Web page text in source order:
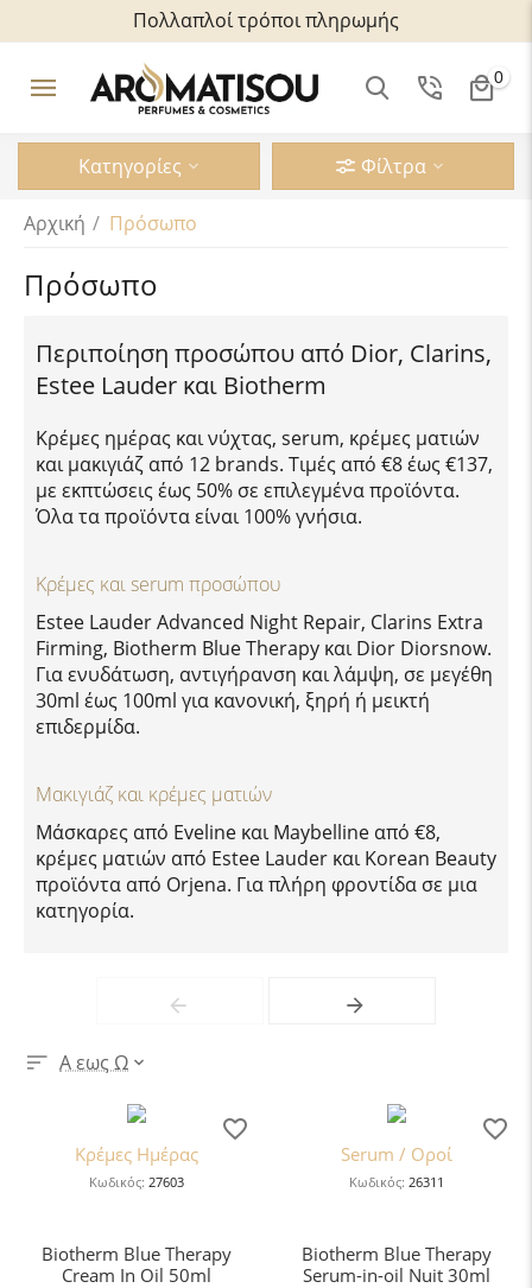
Πολλαπλοί τρόποι πληρωμής
0
Κατηγορίες Φίλτρα
Αρχική / Πρόσωπο
Πρόσωπο
Περιποίηση προσώπου από Dior, Clarins,
Estee Lauder και Biotherm
Κρέμες ημέρας και νύχτας, serum, κρέμες ματιών
και μακιγιάζ από 12 brands. Τιμές από €8 έως €137,
με εκπτώσεις έως 50% σε επιλεγμένα προϊόντα.
Όλα τα προϊόντα είναι 100% γνήσια.
Κρέμες και serum προσώπου
Estee Lauder Advanced Night Repair, Clarins Extra
Firming, Biotherm Blue Therapy και Dior Diorsnow.
Για ενυδάτωση, αντιγήρανση και λάμψη, σε μεγέθη
30ml έως 100ml για κανονική, ξηρή ή μεικτή
επιδερμίδα.
Μακιγιάζ και κρέμες ματιών
Μάσκαρες από Eveline και Maybelline από €8,
κρέμες ματιών από Estee Lauder και Korean Beauty
προϊόντα από Orjena. Για πλήρη φροντίδα σε μια
κατηγορία.
Α εως Ω
Κρέμες Ημέρας
Κωδικός: 27603
Biotherm Blue Therapy
Cream In Oil 50ml
Serum / Οροί
Κωδικός: 26311
Biotherm Blue Therapy
Serum-in-oil Nuit 30ml